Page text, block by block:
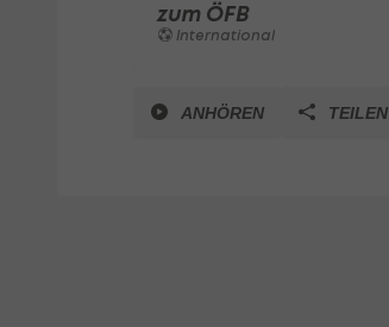
zum ÖFB
International
ANHÖREN TEILEN